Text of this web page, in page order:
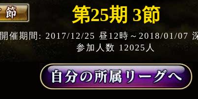
第25期 3節
開催期間: 2017/12/25 昼12時～2018/01/07
参加人数 12025人